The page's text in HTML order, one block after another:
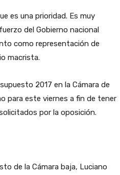
es una prioridad. Es muy
del Gobierno nacional
como representación de
macrista.
2017 en la Cámara de
para este viernes a fin de tener
por la oposición.
de la Cámara baja, Luciano